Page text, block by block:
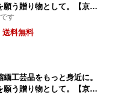
願う贈り物として。【京都
ちりめん 七福神 7本飾
誕生日 雛祭り 子供の日
す
送料無料
工芸品をもっと身近に。
願う贈り物として。【京都